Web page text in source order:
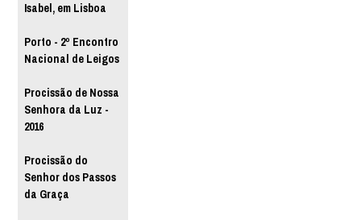
Isabel, em Lisboa
Porto - 2º Encontro
Nacional de Leigos
Procissão de Nossa
Senhora da Luz -
2016
Procissão do
Senhor dos Passos
da Graça